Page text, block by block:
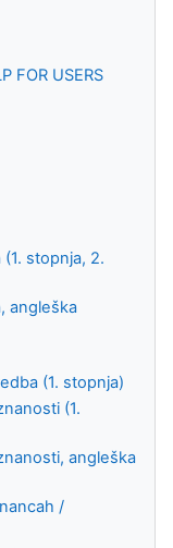
FOR USERS
stopnja, 2.
angleška
(1. stopnja)
(1.
angleška
/